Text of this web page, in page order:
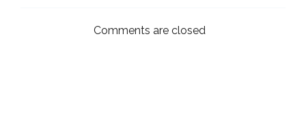
Comments are closed